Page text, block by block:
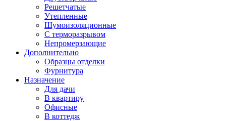
Решетчатые
Утепленные
Шумоизоляционные
С терморазрывом
Непромерзающие
Дополнительно
Образцы отделки
Фурнитура
Назначение
Для дачи
В квартиру
Офисные
В коттедж